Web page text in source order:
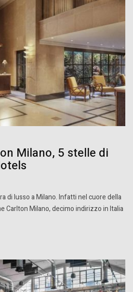
Milano, 5 stelle di
di lusso a Milano. Infatti nel cuore della
Carlton Milano, decimo indirizzo in Italia